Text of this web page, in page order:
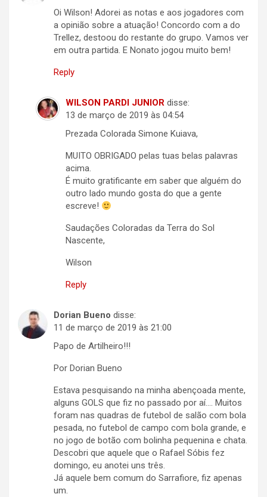
Oi Wilson! Adorei as notas e aos jogadores com
a opinião sobre a atuação! Concordo com a do
Trellez, destoou do restante do grupo. Vamos ver
em outra partida. E Nonato jogou muito bem!
Reply
WILSON PARDI JUNIOR disse:
13 de março de 2019 às 04:54
Prezada Colorada Simone Kuiava,
MUITO OBRIGADO pelas tuas belas palavras
acima.
É muito gratificante em saber que alguém do
outro lado mundo gosta do que a gente
escreve!
Saudações Coloradas da Terra do Sol
Nascente,
Wilson
Reply
Dorian Bueno disse:
11 de março de 2019 às 21:00
Papo de Artilheiro!!!
Por Dorian Bueno
Estava pesquisando na minha abençoada mente,
alguns GOLS que fiz no passado por aí…. Muitos
foram nas quadras de futebol de salão com bola
pesada, no futebol de campo com bola grande, e
no jogo de botão com bolinha pequenina e chata.
Descobri que aquele que o Rafael Sóbis fez
domingo, eu anotei uns três.
Já aquele bem comum do Sarrafiore, fiz apenas
um.